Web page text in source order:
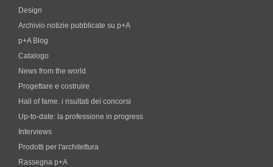
Design
Archivio notizie pubblicate su p+A
p+A Blog
Catalogo
News from the world
Progettare e costruire
Hall of fame. i risultati dei concorsi
Up-to-date: la professione in progress
Interviews
Prodotti per l'architettura
Rassegna p+A